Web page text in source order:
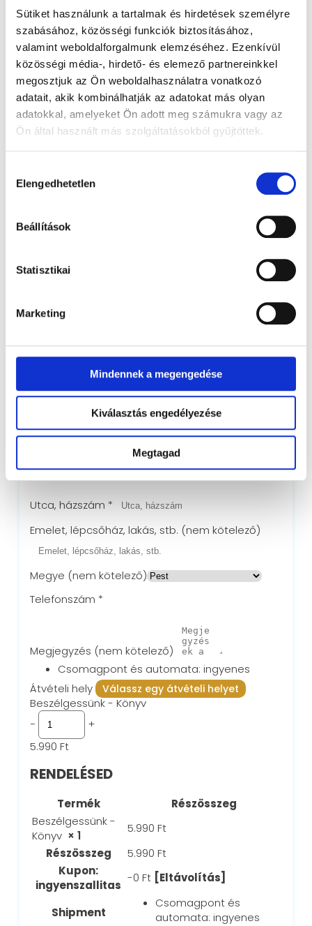
Sütiket használunk a tartalmak és hirdetések személyre
szabásához, közösségi funkciók biztosításához,
valamint weboldalforgalmunk elemzéséhez. Ezenkívül
közösségi média-, hirdető- és elemező partnereinkkel
megosztjuk az Ön weboldalhasználatra vonatkozó
adatait, akik kombinálhatják az adatokat más olyan
adatokkal, amelyeket Ön adott meg számukra vagy az
Ön által használt más szolgáltatásokból gyűjtöttek.
kiválasztása
Elengedhetetlen
Beállítások
Statisztikai
Marketing
Mindennek a megengedése
Kiválasztás engedélyezése
Megtagad
Ország
Irányítószám*
Város*
Utca, házszám
Telefonszám
Vezetéknév
Keresztnév*
(nem kötelező)
Város*
Utca, házszám *
Emelet, lépcsőház, lakás, stb. (nem kötelező)
Megye (nem kötelező)
Telefonszám *
Megjegyzés (nem kötelező)
Csomagpont és automata: ingyenes
Átvételi hely
Válassz egy átvételi helyet
Beszélgessünk - Könyv
−
+
5.990 Ft
RENDELÉSED
Termék
Részösszeg
Beszélgessünk -
Könyv × 1
5.990 Ft
Részösszeg
5.990 Ft
Kupon:
ingyenszallitas
-0 Ft [Eltávolítás]
Shipment
Csomagpont és
automata: ingyenes